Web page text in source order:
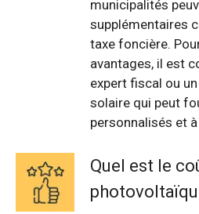
municipalités
supplémentaires
taxe foncière.
avantages, il est
expert fiscal ou
solaire qui peut
personnalisés et
Quel est le